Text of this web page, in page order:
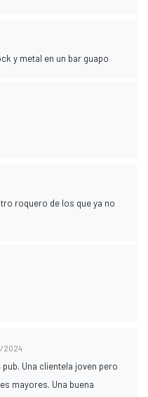
y metal en un bar guapo
roquero de los que ya no
2024
pub. Una clientela joven pero
mayores. Una buena